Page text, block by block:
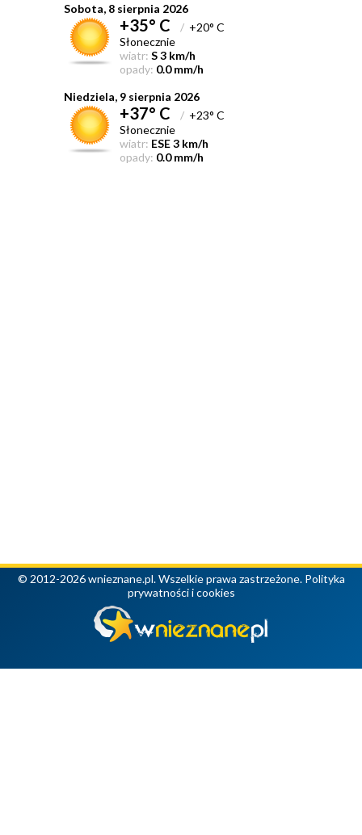
Sobota, 8 sierpnia 2026
+35° C /+20° C
Słonecznie
wiatr: S 3 km/h
opady: 0.0 mm/h
Niedziela, 9 sierpnia 2026
+37° C /+23° C
Słonecznie
wiatr: ESE 3 km/h
opady: 0.0 mm/h
© 2012-2026 wnieznane.pl. Wszelkie prawa zastrzeżone. Polityka
prywatności i cookies